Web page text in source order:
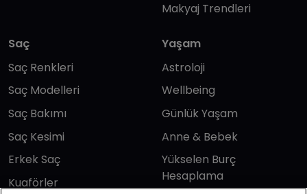
Makyaj Trendleri
Saç
Saç Renkleri
Saç Modelleri
Saç Bakımı
Saç Kesimi
Erkek Saç
Kuaförler
Yaşam
Astroloji
Wellbeing
Günlük Yaşam
Anne & Bebek
Yükselen Burç
Hesaplama